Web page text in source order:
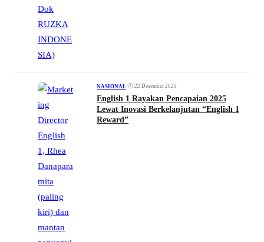
NASIONAL• 22 Desember 2025
English 1 Rayakan Pencapaian 2025
Lewat Inovasi Berkelanjutan “English 1
Reward”